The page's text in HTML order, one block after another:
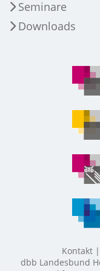
Seminare
Downloads
Kontakt
dbb Landesbund